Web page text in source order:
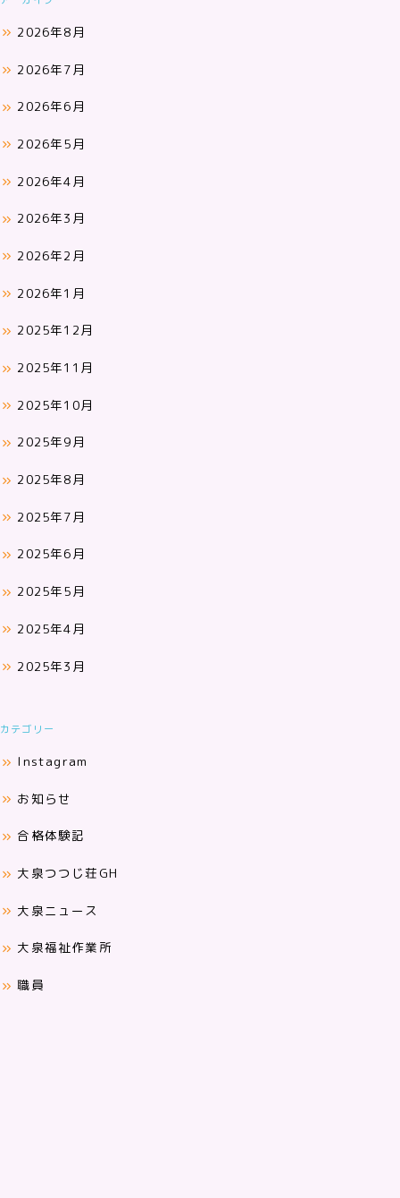
2026年8月
2026年7月
2026年6月
2026年5月
2026年4月
2026年3月
2026年2月
2026年1月
2025年12月
2025年11月
2025年10月
2025年9月
2025年8月
2025年7月
2025年6月
2025年5月
2025年4月
2025年3月
カテゴリー
Instagram
お知らせ
合格体験記
大泉つつじ荘GH
大泉ニュース
大泉福祉作業所
職員